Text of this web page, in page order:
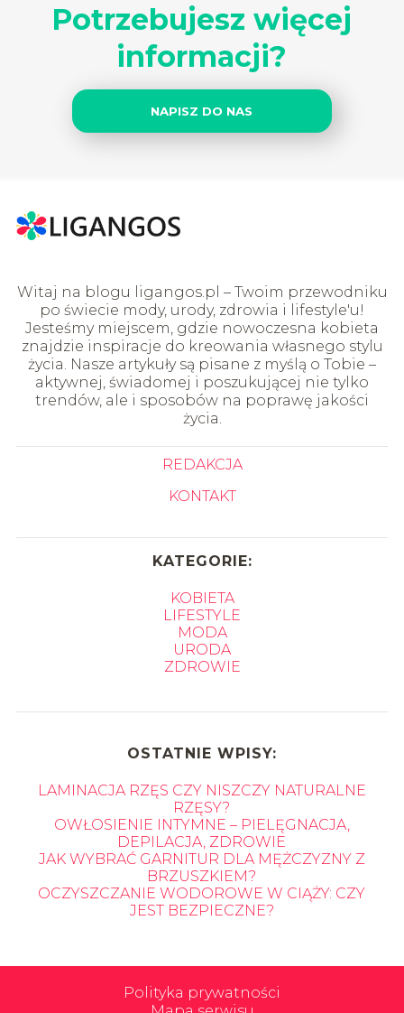
Potrzebujesz więcej
informacji?
NAPISZ DO NAS
Witaj na blogu ligangos.pl – Twoim przewodniku
po świecie mody, urody, zdrowia i lifestyle'u!
Jesteśmy miejscem, gdzie nowoczesna kobieta
znajdzie inspiracje do kreowania własnego stylu
życia. Nasze artykuły są pisane z myślą o Tobie –
aktywnej, świadomej i poszukującej nie tylko
trendów, ale i sposobów na poprawę jakości
życia.
REDAKCJA
KONTAKT
KATEGORIE:
KOBIETA
LIFESTYLE
MODA
URODA
ZDROWIE
OSTATNIE WPISY:
LAMINACJA RZĘS CZY NISZCZY NATURALNE
RZĘSY?
OWŁOSIENIE INTYMNE – PIELĘGNACJA,
DEPILACJA, ZDROWIE
JAK WYBRAĆ GARNITUR DLA MĘŻCZYZNY Z
BRZUSZKIEM?
OCZYSZCZANIE WODOROWE W CIĄŻY: CZY
JEST BEZPIECZNE?
Polityka prywatności